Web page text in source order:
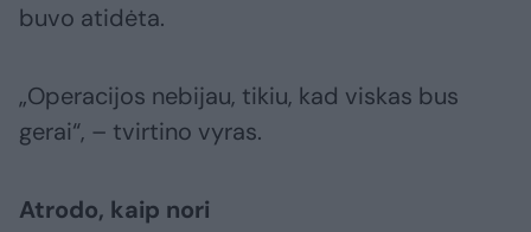
buvo atidėta.
„Operacijos nebijau, tikiu, kad viskas bus
gerai“, – tvirtino vyras.
Atrodo, kaip nori